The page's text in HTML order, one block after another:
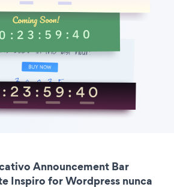
Announcement Bar
Inspiro for Wordpress nunca